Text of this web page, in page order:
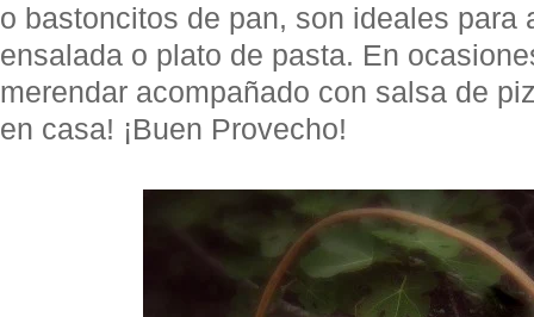
o bastoncitos de pan, son ideales para
ensalada o plato de pasta. En
merendar acompañado con salsa de
en casa! ¡Buen Provecho!